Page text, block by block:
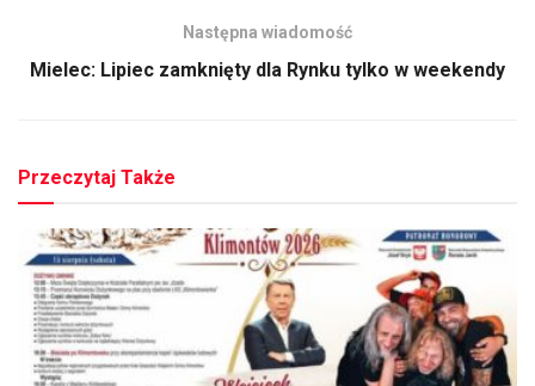
Następna wiadomość
Mielec: Lipiec zamknięty dla Rynku tylko w weekendy
Przeczytaj Także